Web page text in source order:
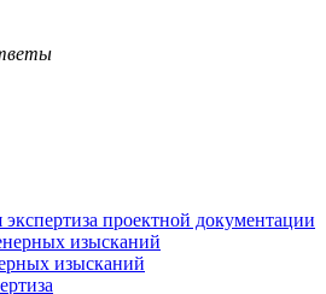
экспертиза проектной документации
изысканий
изысканий